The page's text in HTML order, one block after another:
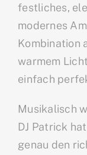
festliches,
modernes
Kombination
warmem
einfach
Musikalisch
DJ Patrick
genau den